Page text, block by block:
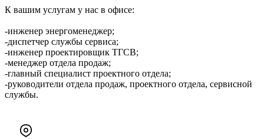
К вашим услугам у нас в офисе:
-инженер энергоменеджер;
-диспетчер службы сервиса;
-инженер проектировщик ТГСВ;
-менеджер отдела продаж;
-главный специалист проектного отдела;
-руководители отдела продаж, проектного отдела, сервисной
службы.